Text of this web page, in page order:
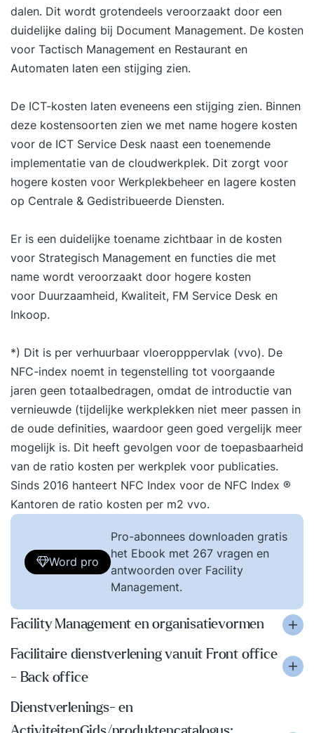
dalen. Dit wordt grotendeels veroorzaakt door een
duidelijke daling bij Document Management. De kosten
voor Tactisch Management en Restaurant en
Automaten laten een stijging zien.
De ICT-kosten laten eveneens een stijging zien. Binnen
deze kostensoorten zien we met name hogere kosten
voor de ICT Service Desk naast een toenemende
implementatie van de cloudwerkplek. Dit zorgt voor
hogere kosten voor Werkplekbeheer en lagere kosten
op Centrale & Gedistribueerde Diensten.
Er is een duidelijke toename zichtbaar in de kosten
voor Strategisch Management en functies die met
name wordt veroorzaakt door hogere kosten
voor Duurzaamheid, Kwaliteit, FM Service Desk en
Inkoop.
*) Dit is per verhuurbaar vloeropppervlak (vvo). De
NFC-index noemt in tegenstelling tot voorgaande
jaren geen totaalbedragen, omdat de introductie van
vernieuwde (tijdelijke werkplekken niet meer passen in
de oude definities, waardoor geen goed vergelijk meer
mogelijk is. Dit heeft gevolgen voor de toepasbaarheid
van de ratio kosten per werkplek voor publicaties.
Sinds 2016 hanteert NFC Index voor de NFC Index ®
Kantoren de ratio kosten per m2 vvo.
Word pro
Pro-abonnees downloaden gratis
het Ebook met 267 vragen en
antwoorden over Facility
Management.
Facility Management en organisatievormen
Facilitaire dienstverlening vanuit Front office
- Back office
Dienstverlenings- en